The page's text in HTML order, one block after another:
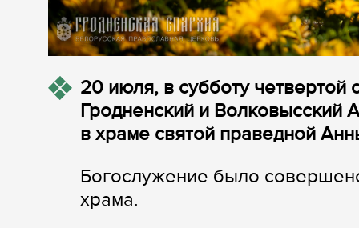
20 июля, в субботу четвертой
Гродненский и Волковысский
в храме святой праведной
Богослужение было
храма.